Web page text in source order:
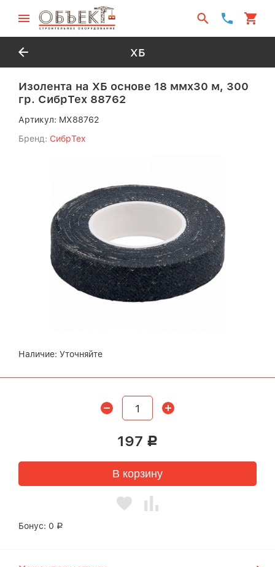
ХБ
Изолента на ХБ основе 18 ммх30 м, 300
гр. СибрТех 88762
Артикул: MX88762
Бренд: СибрТех
Наличие: Уточняйте
197 Р
В корзину
Бонус: 0 Р